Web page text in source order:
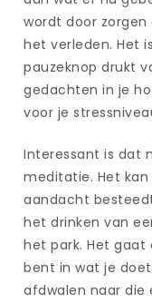
wordt door
het verleden. Het
pauzeknop drukt
gedachten in je
voor je
Interessant is dat
meditatie. Het
aandacht
het drinken van
het park. Het gaat
bent in wat je
afdwalen naar die